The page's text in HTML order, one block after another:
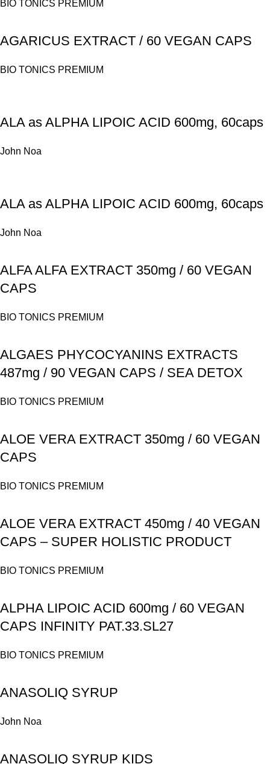
BIO TONICS PREMIUM
AGARICUS EXTRACT / 60 VEGAN CAPS
BIO TONICS PREMIUM
ALA as ALPHA LIPOIC ACID 600mg, 60caps
John Noa
ALA as ALPHA LIPOIC ACID 600mg, 60caps
John Noa
ALFA ALFA EXTRACT 350mg / 60 VEGAN
CAPS
BIO TONICS PREMIUM
ALGAES PHYCOCYANINS EXTRACTS
487mg / 90 VEGAN CAPS / SEA DETOX
BIO TONICS PREMIUM
ALOE VERA EXTRACT 350mg / 60 VEGAN
CAPS
BIO TONICS PREMIUM
ALOE VERA EXTRACT 450mg / 40 VEGAN
CAPS – SUPER HOLISTIC PRODUCT
BIO TONICS PREMIUM
ALPHA LIPOIC ACID 600mg / 60 VEGAN
CAPS INFINITY PAT.33.SL27
BIO TONICS PREMIUM
ANASOLIQ SYRUP
John Noa
ANASOLIQ SYRUP KIDS